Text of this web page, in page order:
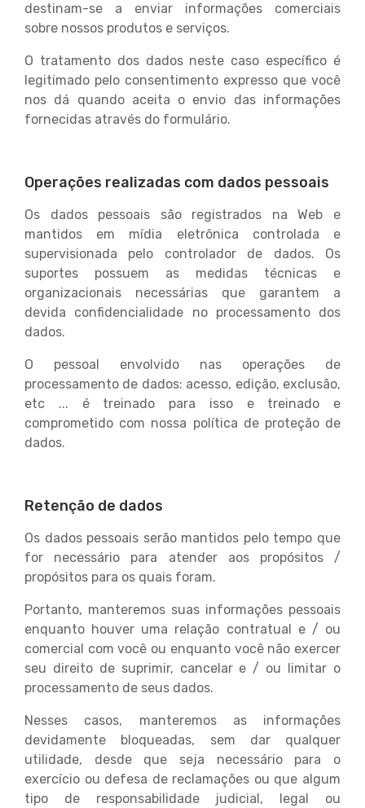
destinam-se a enviar informações comerciais
sobre nossos produtos e serviços.
O tratamento dos dados neste caso específico é
legitimado pelo consentimento expresso que você
nos dá quando aceita o envio das informações
fornecidas através do formulário.
Operações realizadas com dados pessoais
Os dados pessoais são registrados na Web e
mantidos em mídia eletrônica controlada e
supervisionada pelo controlador de dados. Os
suportes possuem as medidas técnicas e
organizacionais necessárias que garantem a
devida confidencialidade no processamento dos
dados.
O pessoal envolvido nas operações de
processamento de dados: acesso, edição, exclusão,
etc ... é treinado para isso e treinado e
comprometido com nossa política de proteção de
dados.
Retenção de dados
Os dados pessoais serão mantidos pelo tempo que
for necessário para atender aos propósitos /
propósitos para os quais foram.
Portanto, manteremos suas informações pessoais
enquanto houver uma relação contratual e / ou
comercial com você ou enquanto você não exercer
seu direito de suprimir, cancelar e / ou limitar o
processamento de seus dados.
Nesses casos, manteremos as informações
devidamente bloqueadas, sem dar qualquer
utilidade, desde que seja necessário para o
exercício ou defesa de reclamações ou que algum
tipo de responsabilidade judicial, legal ou